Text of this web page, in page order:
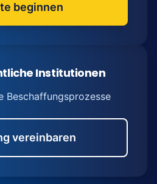
beginnen
Institutionen
Beschaffungsprozesse
vereinbaren